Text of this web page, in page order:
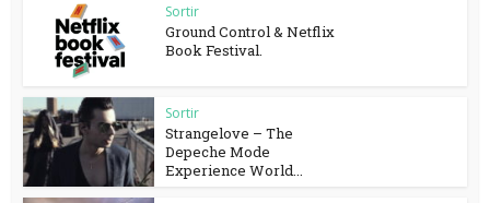
Sortir
Ground Control & Netflix
Book Festival.
Sortir
Strangelove – The
Depeche Mode
Experience World...